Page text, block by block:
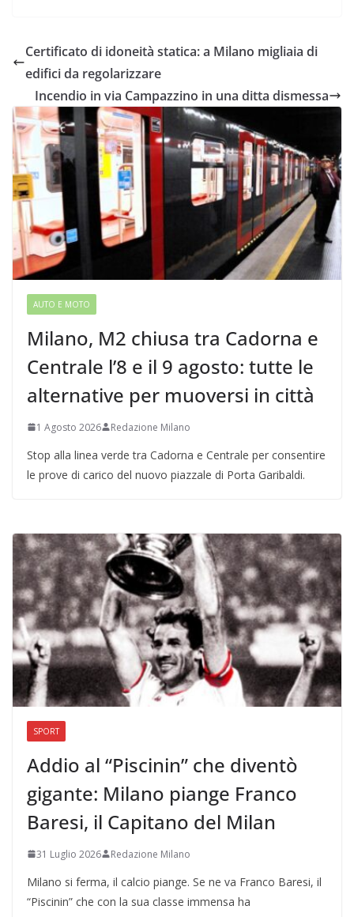
Certificato di idoneità statica: a Milano migliaia di
edifici da regolarizzare
Incendio in via Campazzino in una ditta dismessa
AUTO E MOTO
Milano, M2 chiusa tra Cadorna e
Centrale l’8 e il 9 agosto: tutte le
alternative per muoversi in città
1 Agosto 2026 Redazione Milano
Stop alla linea verde tra Cadorna e Centrale per consentire
le prove di carico del nuovo piazzale di Porta Garibaldi.
SPORT
Addio al “Piscinin” che diventò
gigante: Milano piange Franco
Baresi, il Capitano del Milan
31 Luglio 2026 Redazione Milano
Milano si ferma, il calcio piange. Se ne va Franco Baresi, il
“Piscinin” che con la sua classe immensa ha